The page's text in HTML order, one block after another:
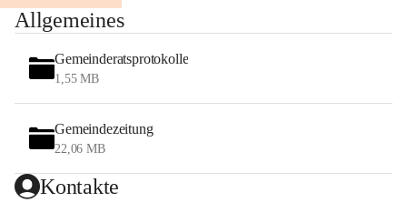
Allgemeines
Gemeinderatsprotokolle
1,55 MB
Gemeindezeitung
22,06 MB
Kontakte